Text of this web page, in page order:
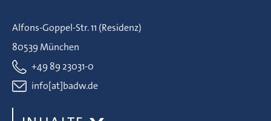
Alfons-Goppel-Str. 11 (Residenz)
80539 München
+49 89 23031-0
info[at]badw.de